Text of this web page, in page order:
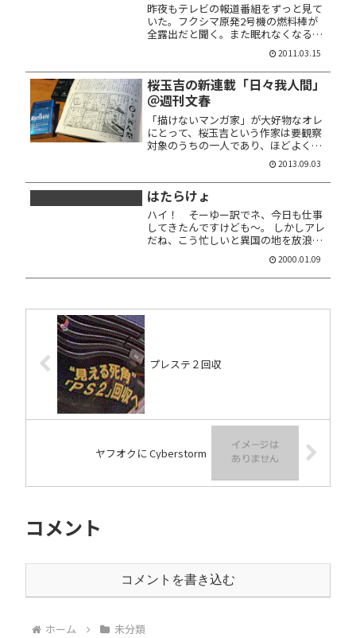
昨夜もテレビの報道番組をずっと見て
いた。フクシマ原発2号機の燃料棒が
全露出だと聞く。また眠れなくなる。
にも関わらず定時出社。社内のサーバ
が停まっていた。焦りつつ復旧作業。
昨日帰った後に停電したのか？ 昼メシ
の帰りにリュックサックを購入。万...
2011.03.15
桜玉吉の新連載「日々我人間」
＠週刊文春
「描けないマンガ家」が大好物なオレ
にとって、桜玉吉という作家は要観察
対象のうちの一人であり、ほどよく仕
上がった馳走でもある。ところが、そ
の氏がよりにもよってメジャー誌の週
刊文春で連載を始めた、というので急
ぎ買ってきてみた。 タイトルは
「日々...
2013.09.03
はたらけょ
ハイ！ そーゆー訳でネ、今日も仕事
してきたんですけども～。 しかしアレ
だね、こう忙しいと異国の地を放浪と
か、そーゆーのやりたくなってくる
ね。ツマンネーしがらみ全部断ち切っ
てブラーッと宛てもなく……でもコレ
2000.01.09
プレステ２回収
ヤフオクに Cyberstorm
コメント
コメントを書き込む
ホーム 未分類